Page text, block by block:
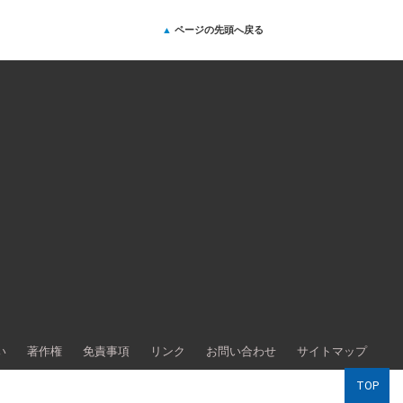
ページの先頭へ戻る
著作権 免責事項 リンク お問い合わせ サイトマップ
TOP